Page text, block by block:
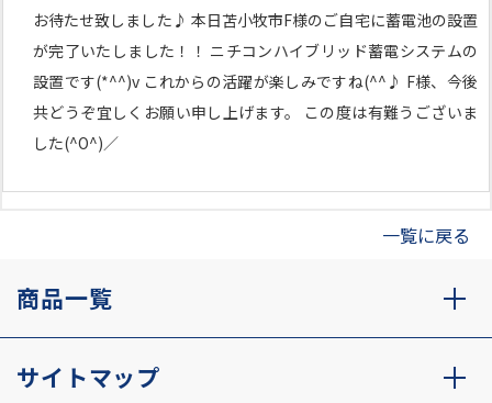
お待たせ致しました♪ 本日苫小牧市F様のご自宅に蓄電池の設置
が完了いたしました！！ ニチコンハイブリッド蓄電システムの
設置です(*^^)v これからの活躍が楽しみですね(^^♪ F様、今後
共どうぞ宜しくお願い申し上げます。 この度は有難うございま
した(^O^)／
一覧に戻る
商品一覧
サイトマップ